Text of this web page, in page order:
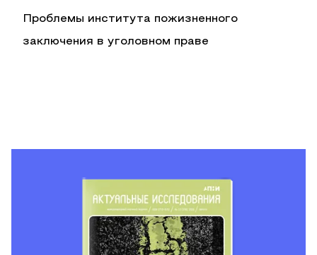
Проблемы института пожизненного
заключения в уголовном праве